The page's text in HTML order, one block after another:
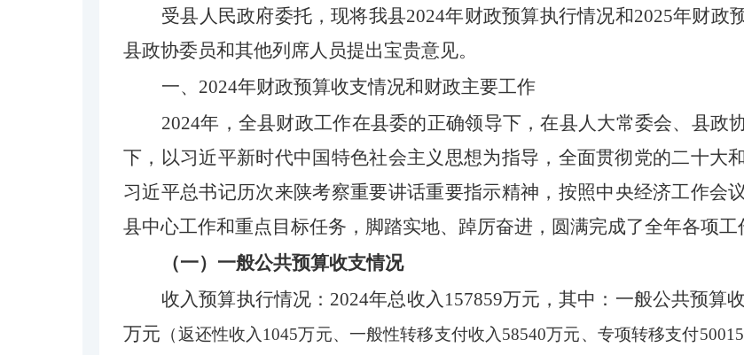
受县人民政府委托，现将我县2024年财政预算执行情况和2025年财政
县政协委员和其他列席人员提出宝贵意见。
一、 2024年财政预算收支情况和财政主要工作
2024年，全县财政工作在县委的正确领导下，在县人大常委会、县政
下， 以习近平新时代中国特色社会主义思想为指导，全面贯彻党的二十大
习近平总书记历次来陕考察重要讲话重要指示精神 ， 按照中央经济工作会
县中心工作和重点目标任务，脚踏实地、踔厉奋进 ， 圆满完成了全年各项工
（一）一般公共预算收支情况
收入预算执行情况： 2024年总收入 157859万元 ，其中：一般公共预算
万元 （返还性收入 1045万元、一般性转移支付收入 58540万元、专项转移支付50015